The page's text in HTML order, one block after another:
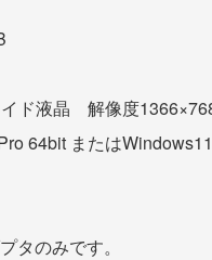
ド液晶 解像度
64bit または
タのみです。